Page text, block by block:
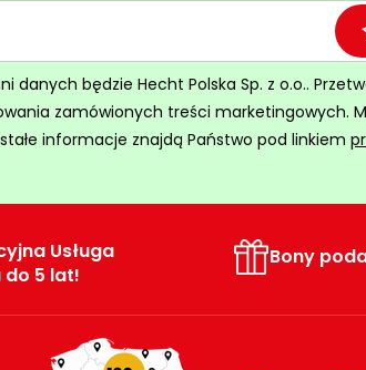
danych będzie Hecht Polska Sp. z o.o..
zamówionych treści marketingowych.
informacje znajdą Państwo pod linkiem
Usługa
do 5 lat!
Bony